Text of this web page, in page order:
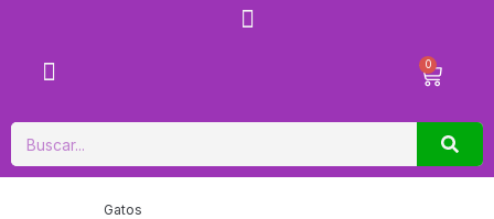
Menú
0
Carrito
Buscar
Gatos